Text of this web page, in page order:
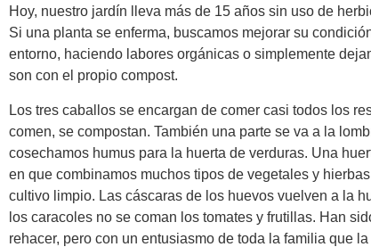
Hoy, nuestro jardín lleva más de 15 años sin uso de
Si una planta se enferma, buscamos mejorar su
entorno, haciendo labores orgánicas o simplemente
son con el propio compost.
Los tres caballos se encargan de comer casi todos los
comen, se compostan. También una parte se va a la
cosechamos humus para la huerta de verduras. Una
en que combinamos muchos tipos de vegetales y
cultivo limpio. Las cáscaras de los huevos vuelven a la
los caracoles no se coman los tomates y frutillas. Han
rehacer, pero con un entusiasmo de toda la familia que